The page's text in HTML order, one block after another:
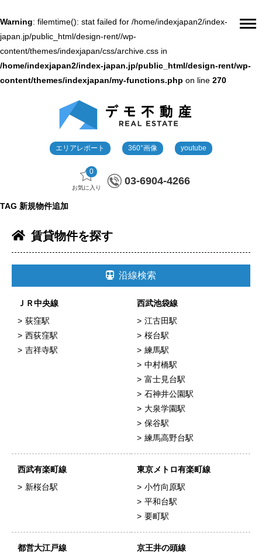
Warning: filemtime(): stat failed for /home/indexjapan2/index-
japan.jp/public_html/design-rent//wp-
content/themes/indexjapan/css/archive.css in
/home/indexjapan2/index-japan.jp/public_html/design-rent/wp-
content/themes/indexjapan/my-functions.php on line 270
エリアレポート 360°画像 youtube
0
お気に入り
03-6904-4266
TAG 新規物件追加
賃貸物件を探す
沿線検索
ＪＲ中央線
荻窪駅
西荻窪駅
吉祥寺駅
西武池袋線
江古田駅
桜台駅
練馬駅
中村橋駅
富士見台駅
石神井公園駅
大泉学園駅
保谷駅
練馬高野台駅
西武有楽町線
新桜台駅
東京メトロ有楽町線
小竹向原駅
平和台駅
要町駅
都営大江戸線
京王井の頭線